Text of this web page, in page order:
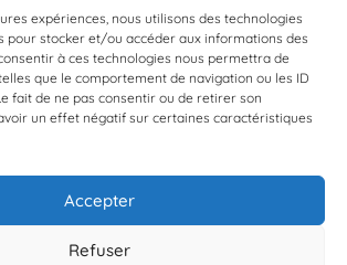
expériences, nous utilisons des technologies
pour stocker et/ou accéder aux informations des
à ces technologies nous permettra de
que le comportement de navigation ou les ID
fait de ne pas consentir ou de retirer son
un effet négatif sur certaines caractéristiques
Accepter
Refuser
À propos de BioLit
Vos données d'observation
Ressources
Résultats du programme